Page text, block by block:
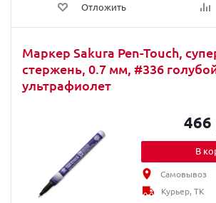
Отложить
Маркер Sakura Pen-Touch,
стержень, 0.7 мм, #336
ультрафиолет
466
В
Самовывоз
Курьер, ТК